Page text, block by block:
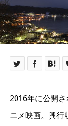
2016年に公開
ニメ映画。興行